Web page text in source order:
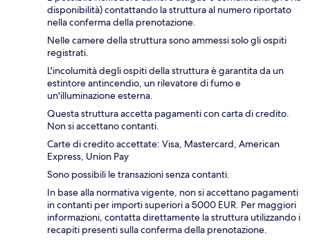
disponibilità) contattando la struttura al numero riportato
nella conferma della prenotazione.
Nelle camere della struttura sono ammessi solo gli ospiti
registrati.
L'incolumità degli ospiti della struttura è garantita da un
estintore antincendio, un rilevatore di fumo e
un'illuminazione esterna.
Questa struttura accetta pagamenti con carta di credito.
Non si accettano contanti.
Carte di credito accettate: Visa, Mastercard, American
Express, Union Pay
Sono possibili le transazioni senza contanti.
In base alla normativa vigente, non si accettano pagamenti
in contanti per importi superiori a 5000 EUR. Per maggiori
informazioni, contatta direttamente la struttura utilizzando i
recapiti presenti sulla conferma della prenotazione.